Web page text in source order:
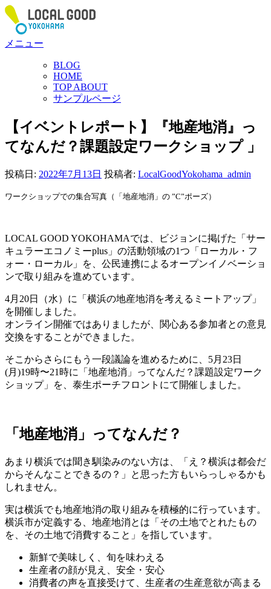
コ
ン
ン
メニュー
BLOG
HOME
TOP ABOUT
サンプルページ
【イベントレポート】『地産地消』っ
てなんだ？課題設定ワークショップ 」
投稿日: 2022年7月13日 投稿者: LocalGoodYokohama_admin
ワークショップでの集合写真（「地産地消」の ”C”ポーズ）
LOCAL GOOD YOKOHAMAでは、ビジョンに掲げた「サー
キュラーエコノミーplus」の活動領域の1つ「ローカル・フ
ォー・ローカル」を、公民連携によるオープンイノベーショ
ンで取り組みを進めています。
4月20日（水）に「横浜の地産地消を考えるミートアップ」
を開催しました。
オンライン開催ではありましたが、関心ある参加者との意見
交換をすることができました。
そこからさらにもう一段議論を進めるために、 5月23日
(月)19時〜21時に「地産地消」ってなんだ？課題設定ワーク
ショップ」を、泰生ポーチフロントにて開催しました。
「地産地消」ってなんだ？
あまり横浜では聞き馴染みのない方は、「え？横浜は都会だ
からそんなことできるの？」と思った方もいらっしゃるかも
しれません。
実は横浜でも地産地消の取り組みを積極的に行っています。
横浜市が定義する、地産地消とは「その土地でとれたもの
を、その土地で消費すること」を指しています。
新鮮で美味しく、旬を味わえる
生産者の顔が見え、安全・安心
消費者の声を直接受けて、生産者の生産意欲が高まる